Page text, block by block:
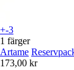
+-3
1 färger
Artame
173,00 kr